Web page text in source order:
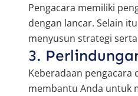
Pengacara memiliki
dengan lancar. Selain
menyusun strategi
3.
Keberadaan pengacara
membantu Anda untuk